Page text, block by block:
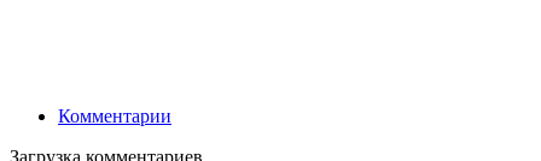
Комментарии
Загрузка комментариев...